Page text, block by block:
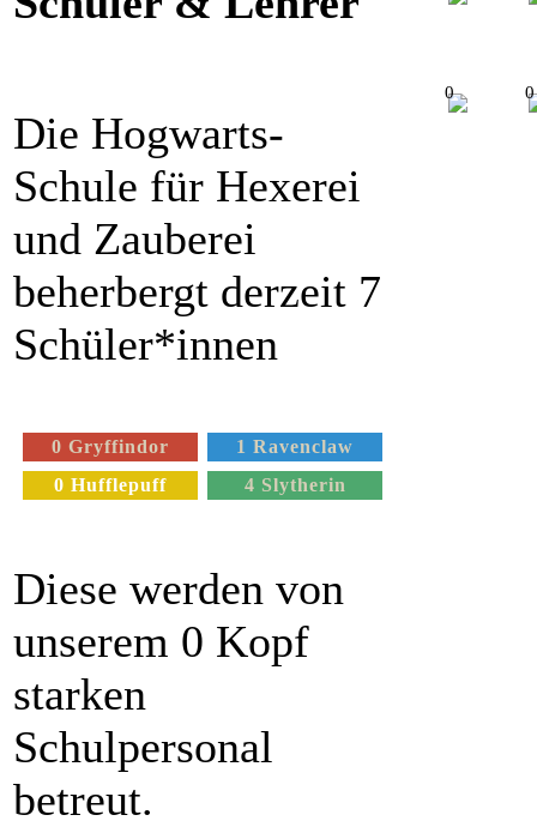
Die Hogwarts-
Schule für Hexerei
und Zauberei
beherbergt derzeit 7
Schüler*innen
0 Gryffindor
1 Ravenclaw
0 Hufflepuff
4 Slytherin
Diese werden von
unserem 0 Kopf
starken
Schulpersonal
betreut.
0 0